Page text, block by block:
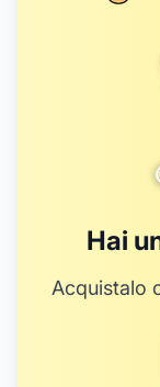
Hai
Acquistalo